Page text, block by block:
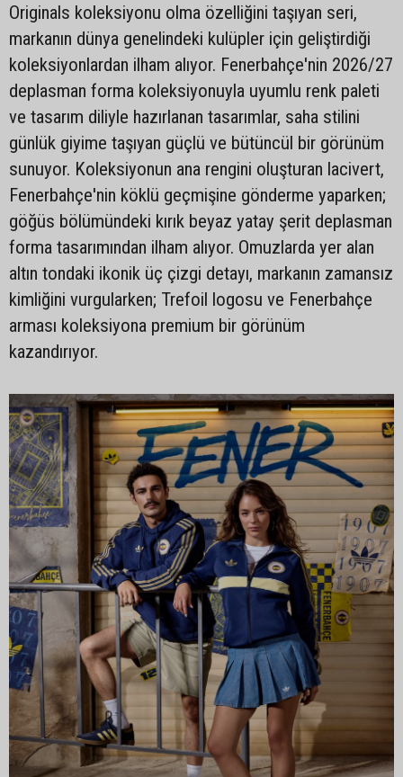
Originals koleksiyonu olma özelliğini taşıyan seri,
markanın dünya genelindeki kulüpler için geliştirdiği
koleksiyonlardan ilham alıyor. Fenerbahçe'nin 2026/27
deplasman forma koleksiyonuyla uyumlu renk paleti
ve tasarım diliyle hazırlanan tasarımlar, saha stilini
günlük giyime taşıyan güçlü ve bütüncül bir görünüm
sunuyor. Koleksiyonun ana rengini oluşturan lacivert,
Fenerbahçe'nin köklü geçmişine gönderme yaparken;
göğüs bölümündeki kırık beyaz yatay şerit deplasman
forma tasarımından ilham alıyor. Omuzlarda yer alan
altın tondaki ikonik üç çizgi detayı, markanın zamansız
kimliğini vurgularken; Trefoil logosu ve Fenerbahçe
arması koleksiyona premium bir görünüm
kazandırıyor.